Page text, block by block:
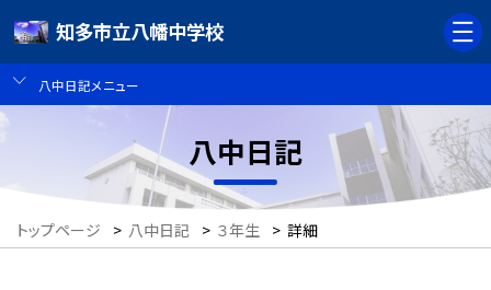
知多市立八幡中学校
八中日記メニュー
八中日記
トップページ > 八中日記 > ３年生 > 詳細